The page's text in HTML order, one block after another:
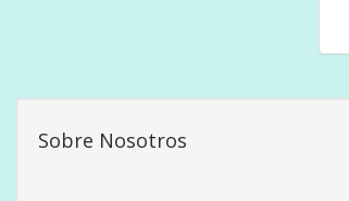
Sobre Nosotros